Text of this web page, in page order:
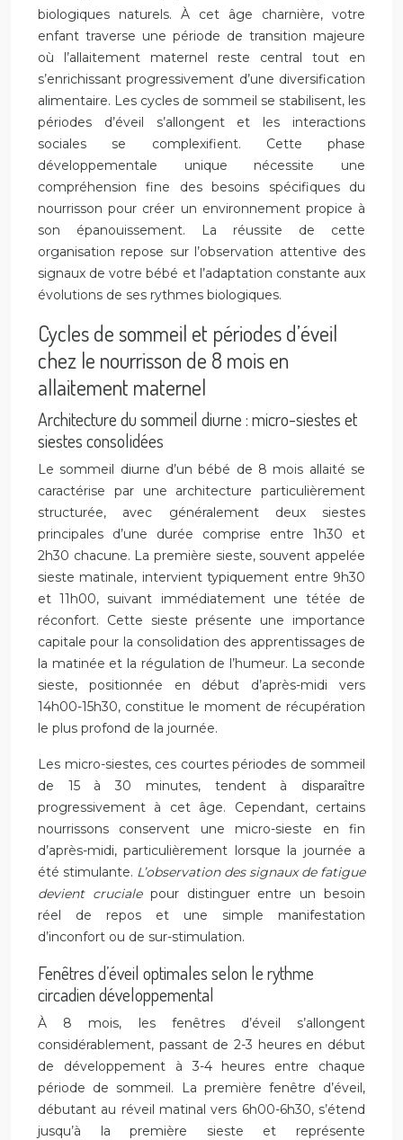
biologiques naturels. À cet âge charnière, votre
enfant traverse une période de transition majeure
où l’allaitement maternel reste central tout en
s’enrichissant progressivement d’une diversification
alimentaire. Les cycles de sommeil se stabilisent, les
périodes d’éveil s’allongent et les interactions
sociales se complexifient. Cette phase
développementale unique nécessite une
compréhension fine des besoins spécifiques du
nourrisson pour créer un environnement propice à
son épanouissement. La réussite de cette
organisation repose sur l’observation attentive des
signaux de votre bébé et l’adaptation constante aux
évolutions de ses rythmes biologiques.
Cycles de sommeil et périodes d’éveil
chez le nourrisson de 8 mois en
allaitement maternel
Architecture du sommeil diurne : micro-siestes et
siestes consolidées
Le sommeil diurne d’un bébé de 8 mois allaité se
caractérise par une architecture particulièrement
structurée, avec généralement deux siestes
principales d’une durée comprise entre 1h30 et
2h30 chacune. La première sieste, souvent appelée
sieste matinale, intervient typiquement entre 9h30
et 11h00, suivant immédiatement une tétée de
réconfort. Cette sieste présente une importance
capitale pour la consolidation des apprentissages de
la matinée et la régulation de l’humeur. La seconde
sieste, positionnée en début d’après-midi vers
14h00-15h30, constitue le moment de récupération
le plus profond de la journée.
Les micro-siestes, ces courtes périodes de sommeil
de 15 à 30 minutes, tendent à disparaître
progressivement à cet âge. Cependant, certains
nourrissons conservent une micro-sieste en fin
d’après-midi, particulièrement lorsque la journée a
été stimulante. L’observation des signaux de fatigue
devient crucialepour distinguer entre un besoin
réel de repos et une simple manifestation
d’inconfort ou de sur-stimulation.
Fenêtres d’éveil optimales selon le rythme
circadien développemental
À 8 mois, les fenêtres d’éveil s’allongent
considérablement, passant de 2-3 heures en début
de développement à 3-4 heures entre chaque
période de sommeil. La première fenêtre d’éveil,
débutant au réveil matinal vers 6h00-6h30, s’étend
jusqu’à la première sieste et représente